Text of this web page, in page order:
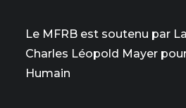
Le MFRB est soutenu par
Charles Léopold Mayer
Humain